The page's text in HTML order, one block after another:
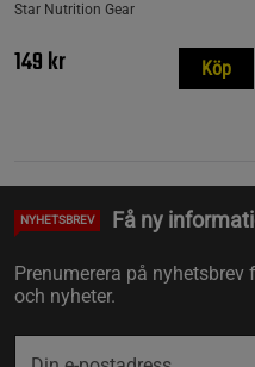
Star Nutrition Gear
149 kr Köp
NYHETSBREV Få ny
Prenumerera på
och nyheter.